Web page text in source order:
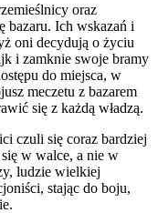
oraz
bazaru. Ich wskazań i
oni decydują o życiu
i zamknie swoje bramy
do miejsca, w
meczetu z bazarem
się z każdą władzą.
czuli się coraz bardziej
w walce, a nie w
ludzie wielkiej
stając do boju,